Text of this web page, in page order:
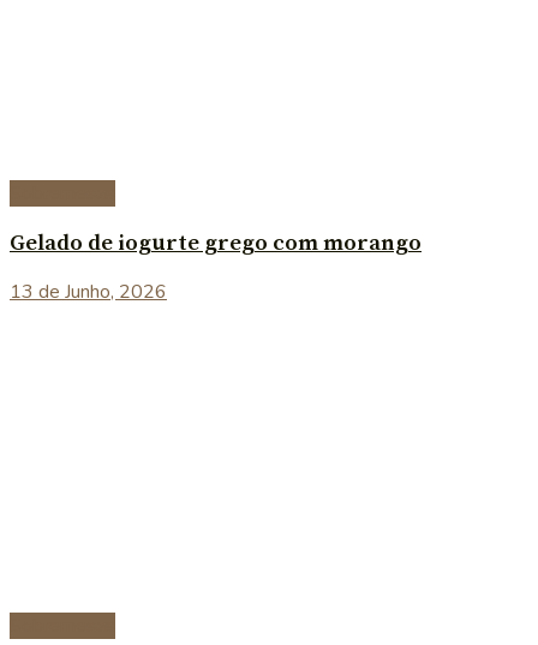
Gelado de iogurte grego com morango
13 de Junho, 2026